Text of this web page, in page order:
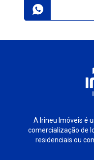
A Irineu Imóveis é
comercialização de
residenciais ou